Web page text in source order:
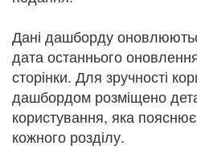
Дані дашборду
дата останнього
сторінки. Для зручності
дашбордом розміщено
користування, яка
кожного розділу.